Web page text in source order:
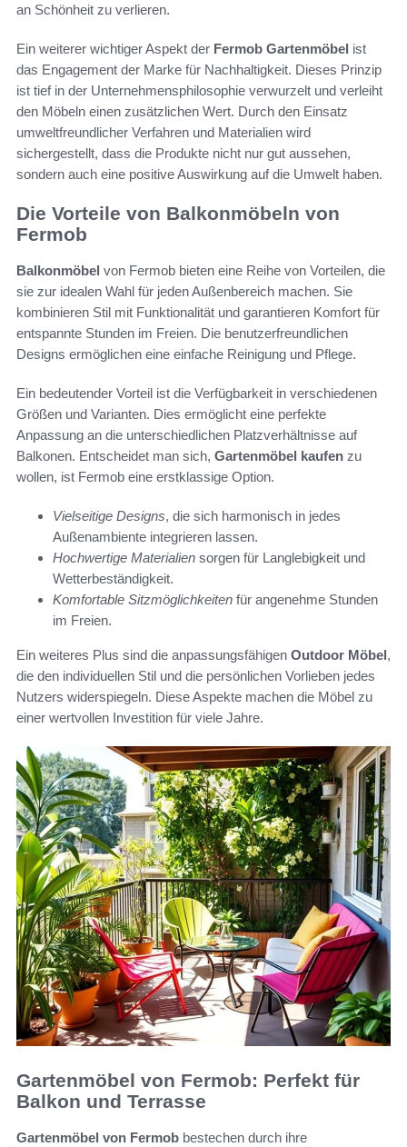
an Schönheit zu verlieren.
Ein weiterer wichtiger Aspekt der Fermob Gartenmöbel ist
das Engagement der Marke für Nachhaltigkeit. Dieses Prinzip
ist tief in der Unternehmensphilosophie verwurzelt und verleiht
den Möbeln einen zusätzlichen Wert. Durch den Einsatz
umweltfreundlicher Verfahren und Materialien wird
sichergestellt, dass die Produkte nicht nur gut aussehen,
sondern auch eine positive Auswirkung auf die Umwelt haben.
Die Vorteile von Balkonmöbeln von
Fermob
Balkonmöbel von Fermob bieten eine Reihe von Vorteilen, die
sie zur idealen Wahl für jeden Außenbereich machen. Sie
kombinieren Stil mit Funktionalität und garantieren Komfort für
entspannte Stunden im Freien. Die benutzerfreundlichen
Designs ermöglichen eine einfache Reinigung und Pflege.
Ein bedeutender Vorteil ist die Verfügbarkeit in verschiedenen
Größen und Varianten. Dies ermöglicht eine perfekte
Anpassung an die unterschiedlichen Platzverhältnisse auf
Balkonen. Entscheidet man sich, Gartenmöbel kaufen zu
wollen, ist Fermob eine erstklassige Option.
Vielseitige Designs, die sich harmonisch in jedes
Außenambiente integrieren lassen.
Hochwertige Materialien sorgen für Langlebigkeit und
Wetterbeständigkeit.
Komfortable Sitzmöglichkeiten für angenehme Stunden
im Freien.
Ein weiteres Plus sind die anpassungsfähigen Outdoor Möbel,
die den individuellen Stil und die persönlichen Vorlieben jedes
Nutzers widerspiegeln. Diese Aspekte machen die Möbel zu
einer wertvollen Investition für viele Jahre.
Gartenmöbel von Fermob: Perfekt für
Balkon und Terrasse
Gartenmöbel von Fermob bestechen durch ihre